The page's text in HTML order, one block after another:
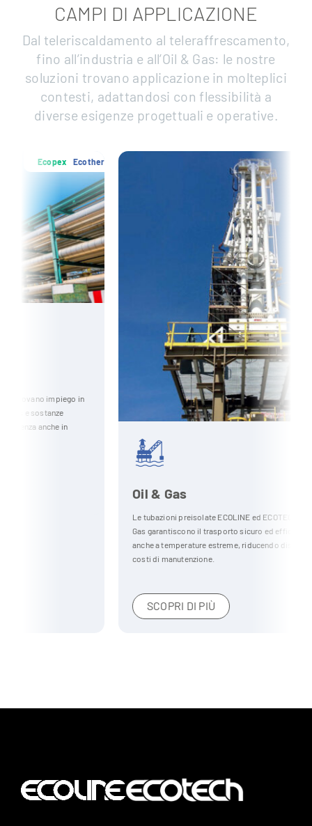
CAMPI DI APPLICAZIONE
Dal teleriscaldamento al teleraffrescamento,
fino all’industria e all’Oil & Gas: le nostre
soluzioni trovano applicazione in molteplici
contesti, adattandosi con flessibilità a
diverse esigenze progettuali e operative.
Ecopex
Le tubazioni preisolate ECOLINE ed ECOTECH per il settore Oil &
Gas garantiscono il trasporto sicuro ed efficiente di liquidi e gas,
anche a temperature estreme, riducendo dispersioni termiche e
costi di manutenzione.
SCOPRI DI PIÙ